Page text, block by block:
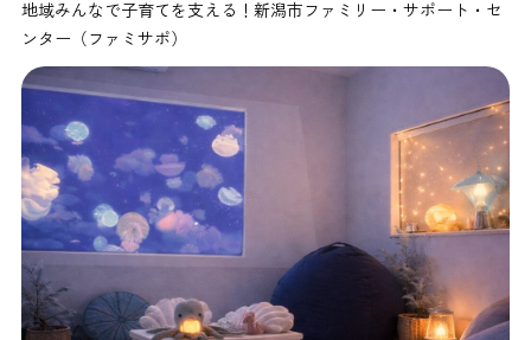
地域みんなで子育てを支える！新潟市ファミリー・サポート・セ
ンター（ファミサポ）